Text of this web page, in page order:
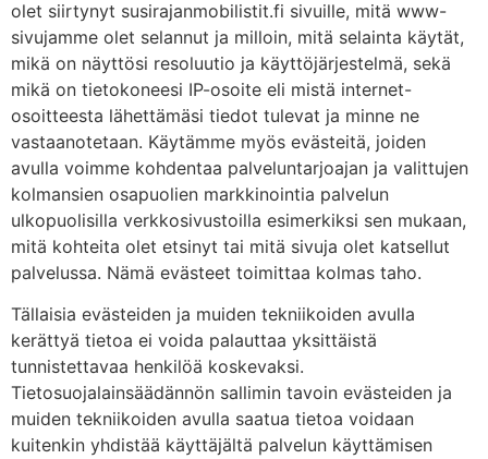
olet siirtynyt susirajanmobilistit.fi sivuille, mitä www-
sivujamme olet selannut ja milloin, mitä selainta käytät,
mikä on näyttösi resoluutio ja käyttöjärjestelmä, sekä
mikä on tietokoneesi IP-osoite eli mistä internet-
osoitteesta lähettämäsi tiedot tulevat ja minne ne
vastaanotetaan. Käytämme myös evästeitä, joiden
avulla voimme kohdentaa palveluntarjoajan ja valittujen
kolmansien osapuolien markkinointia palvelun
ulkopuolisilla verkkosivustoilla esimerkiksi sen mukaan,
mitä kohteita olet etsinyt tai mitä sivuja olet katsellut
palvelussa. Nämä evästeet toimittaa kolmas taho.
Tällaisia evästeiden ja muiden tekniikoiden avulla
kerättyä tietoa ei voida palauttaa yksittäistä
tunnistettavaa henkilöä koskevaksi.
Tietosuojalainsäädännön sallimin tavoin evästeiden ja
muiden tekniikoiden avulla saatua tietoa voidaan
kuitenkin yhdistää käyttäjältä palvelun käyttämisen